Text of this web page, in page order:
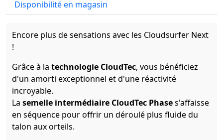
Disponibilité en magasin
Encore plus de sensations avec les Cloudsurfer Next
!
Grâce à la technologie CloudTec, vous bénéficiez
d'un amorti exceptionnel et d'une réactivité
incroyable.
La semelle intermédiaire CloudTec Phases'affaisse
en séquence pour offrir un déroulé plus fluide du
talon aux orteils.